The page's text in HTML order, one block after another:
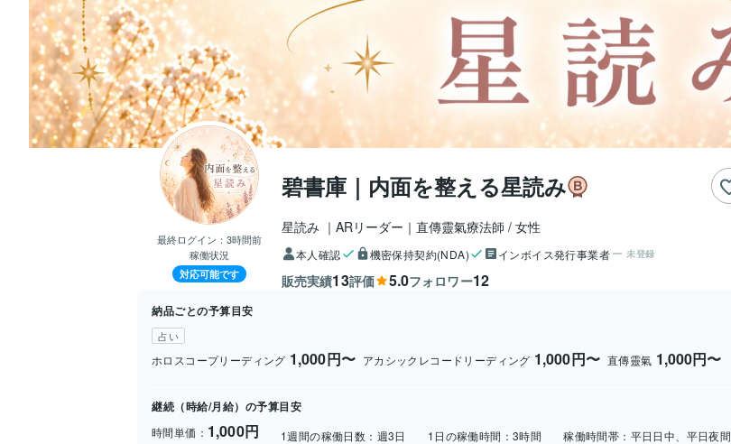
最終ログイン： 3時間前
稼働状況
対応可能です
碧書庫｜内面を整える星読み
​星読み ｜ARリーダー｜直傳靈氣療法師 女性
本人確認 機密保持契約(NDA) インボイス発行事業者 未登録
販売実績13評価 5.0フォロワー12
納品ごとの予算目安
占い
ホロスコープリーディング 1,000円〜 アカシックレコードリーディング 1,000円〜 直傳靈氣 1,000円〜
継続（時給/月給）の予算目安
時間単価： 1,000円 1週間の稼働日数： 週3日 1日の稼働時間： 3時間 稼働時間帯： 平日日中、平日夜間